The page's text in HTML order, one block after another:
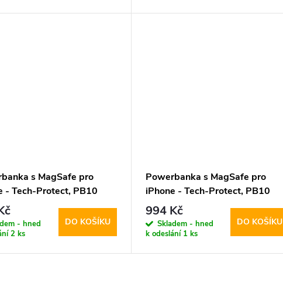
s MagSafe pro
- Tech-Protect, PB10
5000mAh White
- hned
2 ks
DO KOŠÍKU
Powerbanka s MagSafe pro
iPhone - Tech-Protect, PB10
LifeMag 5000mAh Blue
994 Kč
Skladem - hned
k odeslání 1 ks
DO KOŠÍKU